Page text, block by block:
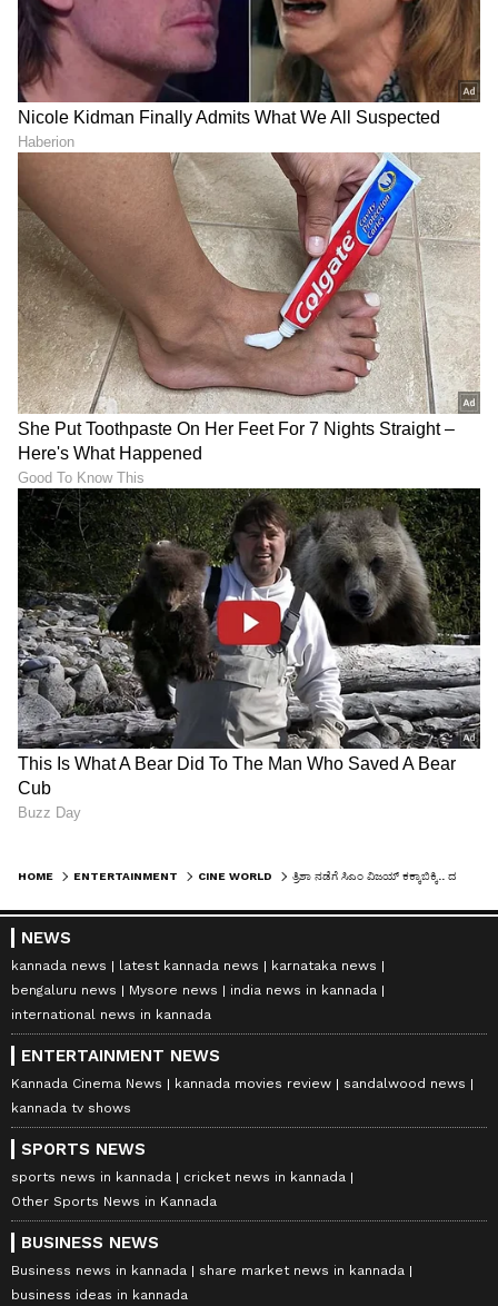
ಯಶ್‌ ‘ಟಾಕ್ಸಿಕ್‌’ ನೋಡಿ ಫ್ಯಾನ್ಸ್‌
ಫಿದಾ: ನೆಟ್ಟಿಗರು ಮಾತ್ರ ‘KGF on
Steroids’ ಅಂತಿದ್ದಾರೆ!
ನಿರ್ದೇಶಕಿ ಗೀತೂ ಮೋಹನ್‌ದಾಸ್
ಕಣ್ಣೀರು ಹಾಕಿದ್ದೇಕೆ? ಟಾಕ್ಸಿಕ್
'ಸ್ಪೆಷಲ್ ಲೇಡೀಸ್' ನಾಯಕಿಯರು
ಹೇಳಿದ್ದೇನು?
LATEST VIDEOS
"ರಾಜಕೀಯ ಬೇಡ, ಸಿನಿಮಾನೇ ಪ್ರಾಣ":
ಕನಕೋತ್ಸವದಲ್ಲಿ ರಿಷಬ್ ಶೆಟ್ಟಿ | Rishab
Shetty speech | Suvarna News
ಶೇ.50 ರಿಂದ ಶೇ.18 ಕ್ಕೆ TAX ಇಳಿಕೆ: ಮೋದಿ-
ಟ್ರಂಪ್ ಐತಿಹಾಸಿಕ ಒಪ್ಪಂದ | India US
Trade Deal | Party Rounds
HOME ENTERTAINMENT CINE WORLD
NEWS
kannada news latest kannada news
karnataka news
bengaluru news
Mysore news
india news in kannada
international news in kannada
ENTERTAINMENT NEWS
Kannada Cinema News kannada movies review
sandalwood news
kannada tv shows
SPORTS NEWS
sports news in kannada
cricket news in kannada
Other Sports News in Kannada
BUSINESS NEWS
Business news in kannada
share market news in kannada
business ideas in kannada